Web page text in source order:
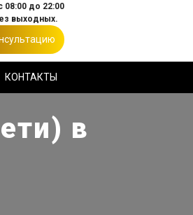
08:00 до 22:00
выходных.
КОНТАКТЫ
в